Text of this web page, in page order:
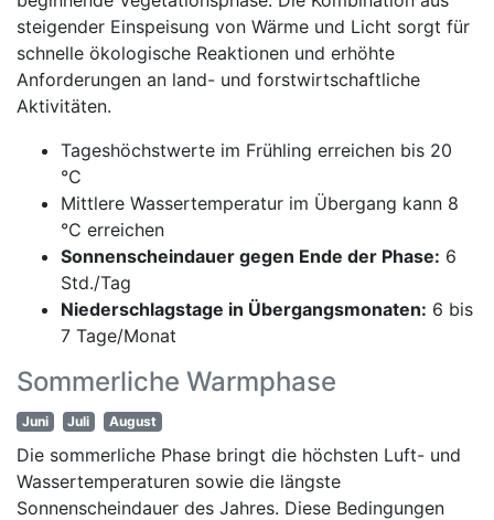
steigender Einspeisung von Wärme und Licht sorgt für
schnelle ökologische Reaktionen und erhöhte
Anforderungen an land- und forstwirtschaftliche
Aktivitäten.
Tageshöchstwerte im Frühling erreichen bis 20
°C
Mittlere Wassertemperatur im Übergang kann 8
°C erreichen
Sonnenscheindauer gegen Ende der Phase: 6
Std./Tag
Niederschlagstage in Übergangsmonaten: 6 bis
7 Tage/Monat
Sommerliche Warmphase
Juni Juli August
Die sommerliche Phase bringt die höchsten Luft- und
Wassertemperaturen sowie die längste
Sonnenscheindauer des Jahres. Diese Bedingungen